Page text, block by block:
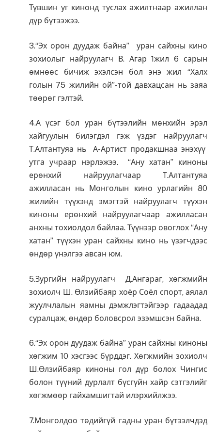
Түвшин уг кинонд туслах ажилтнаар ажиллан
дүр бүтээжээ.
3.“Эх орон дуудаж байна” уран сайхны кино
зохиолыг найруулагч В. Агар 1жил 6 сарын
өмнөөс бичиж эхэлсэн бол энэ жил “Халх
голын 75 жилийн ой”-той давхацсан нь заяа
төөрөг гэлтэй.
4.А үсэг бол уран бүтээлийн мөнхийн эрэл
хайгуулын билэгдэл гэж үздэг найруулагч
Т.Алтантуяа нь А-Артист продакшнаа энэхүү
утга учраар нэрлэжээ. “Ану хатан” киноны
ерөнхий найруулагчаар Т.Алтантуяа
ажилласан нь Монголын кино урлагийн 80
жилийн түүхэнд эмэгтэй найруулагч түүхэн
киноны ерөнхий найруулагчаар ажилласан
анхны тохиолдол байлаа. Түүнээр овоглох “Ану
хатан” түүхэн уран сайхны кино нь үзэгчдээс
өндөр үнэлгээ авсан юм.
5.Зургийн найруулагч Д.Ангараг, хөгжмийн
зохиолч Ш. Өлзийбаяр хоёр Соёл спорт, аялал
жуулчлалын яамны дэмжлэгтэйгээр гадаадад
суралцаж, өндөр боловсрол эзэмшсэн байна.
6.“Эх орон дуудаж байна” уран сайхны киноны
хөгжим 10 хэсгээс бүрддэг. Хөгжмийн зохиолч
Ш.Өлзийбаяр киноны гол дүр болох Чингис
болон түүний дурлалт бүсгүйн хайр сэтгэлийг
хөгжмөөр гайхамшигтай илэрхийлжээ.
7.Монголдоо төдийгүй гадны уран бүтээлчдэд